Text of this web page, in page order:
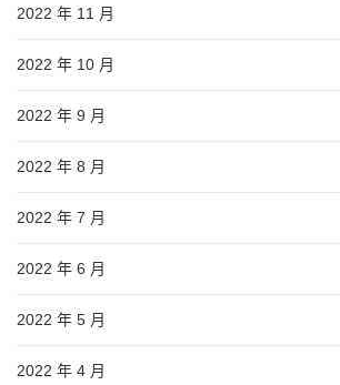
2022 年 11 月
2022 年 10 月
2022 年 9 月
2022 年 8 月
2022 年 7 月
2022 年 6 月
2022 年 5 月
2022 年 4 月